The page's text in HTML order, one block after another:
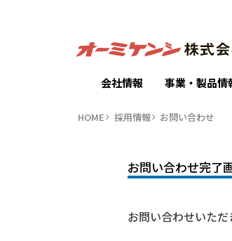
会社情報 事業・製品情
HOME 採用情報 お問い合わせ
お問い合わせ完了
お問い合わせいただ